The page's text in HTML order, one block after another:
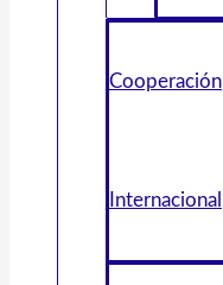
Cooperación
Internacional